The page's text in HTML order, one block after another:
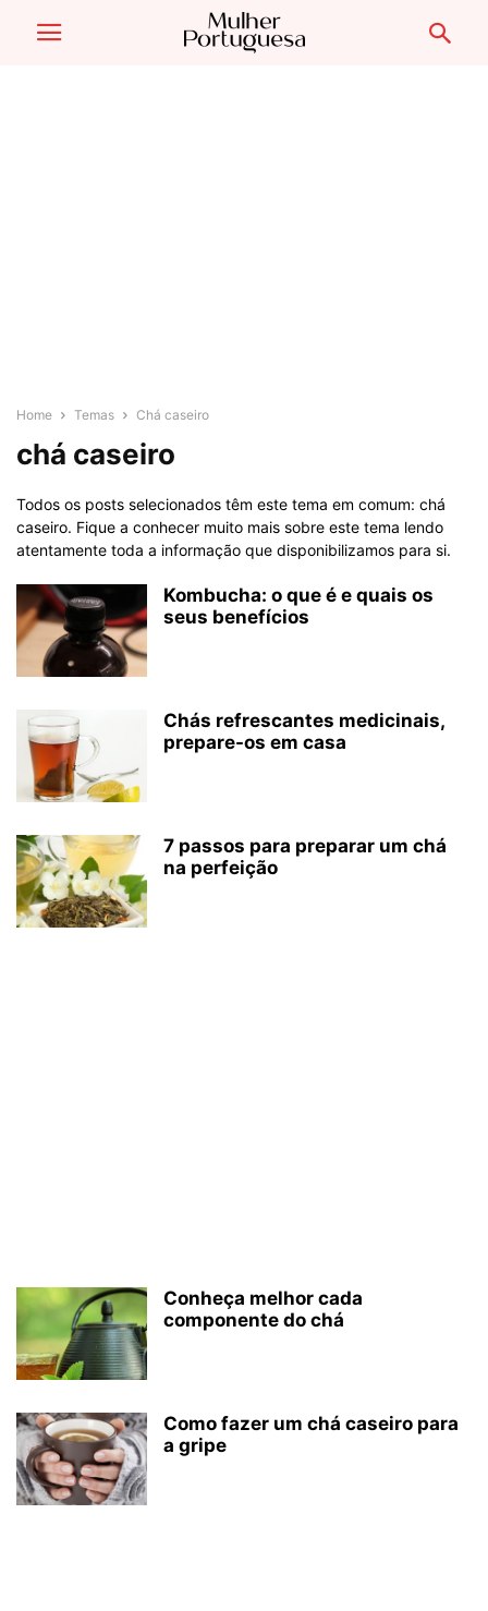
Home Temas Chá caseiro
chá caseiro
Todos os posts selecionados têm este tema em comum: chá
caseiro. Fique a conhecer muito mais sobre este tema lendo
atentamente toda a informação que disponibilizamos para si.
Kombucha: o que é e quais os
seus benefícios
Chás refrescantes medicinais,
prepare-os em casa
7 passos para preparar um chá
na perfeição
Conheça melhor cada
componente do chá
Como fazer um chá caseiro para
a gripe